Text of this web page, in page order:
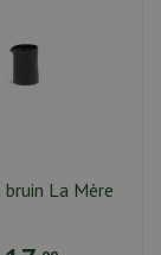
bruin La Mère